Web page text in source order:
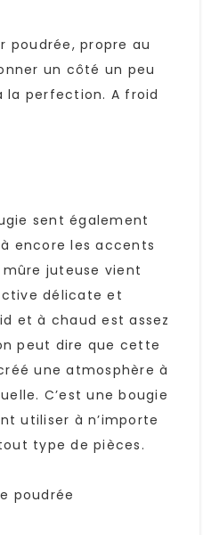
poudrée, propre au
un côté un peu
la perfection. A froid
sent également
encore les accents
juteuse vient
délicate et
et à chaud est assez
peut dire que cette
une atmosphère à
C’est une bougie
utiliser à n’importe
type de pièces.